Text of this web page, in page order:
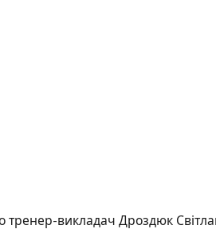
викладач Дроздюк